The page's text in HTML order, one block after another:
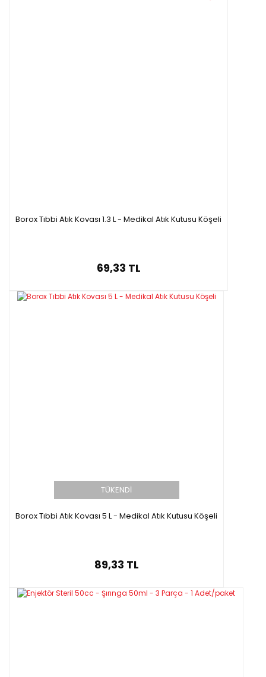
Borox Tıbbi Atık Kovası 1.3 L - Medikal Atık Kutusu Köşeli
69,33 TL
TÜKENDİ
Borox Tıbbi Atık Kovası 5 L - Medikal Atık Kutusu Köşeli
89,33 TL